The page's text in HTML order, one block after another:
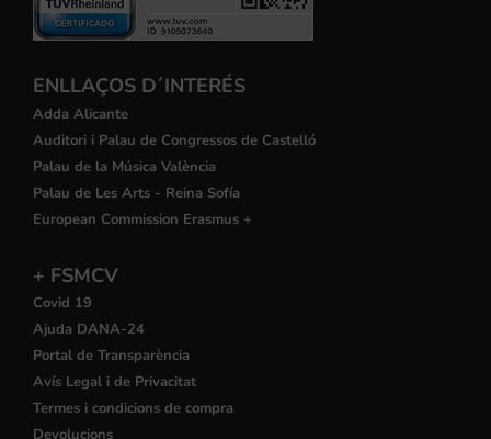
ENLLAÇOS D´INTERÉS
Adda Alicante
Auditori i Palau de Congressos de Castelló
Palau de la Música València
Palau de Les Arts - Reina Sofía
European Commission Erasmus +
+ FSMCV
Covid 19
Ajuda DANA-24
Portal de Transparència
Avís Legal i de Privacitat
Termes i condicions de compra
Devolucions